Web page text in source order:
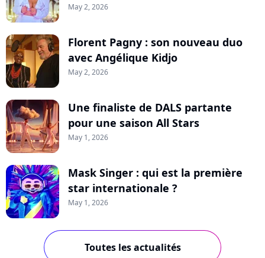
May 2, 2026
Florent Pagny : son nouveau duo
avec Angélique Kidjo
May 2, 2026
Une finaliste de DALS partante
pour une saison All Stars
May 1, 2026
Mask Singer : qui est la première
star internationale ?
May 1, 2026
Toutes les actualités